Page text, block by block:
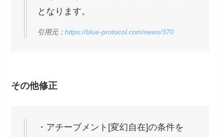
となります。
引用元：https://blue-protocol.com/news/370
その他修正
・アチーブメント[変幻自在]の条件を